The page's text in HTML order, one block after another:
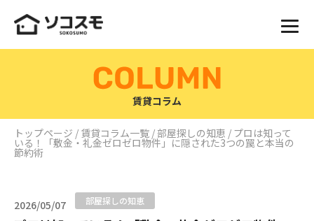
賃貸コラム
トップページ / 賃貸コラム一覧 /部屋探しの知恵 / プロは知って
いる！「敷金・礼金ゼロゼロ物件」に隠された3つの罠と本当の
節約術
2026/05/07 部屋探しの知恵